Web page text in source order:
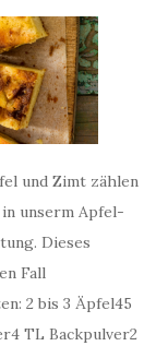
und Zimt zählen
unserm Apfel-
Dieses
Fall
2 bis 3 Äpfel45
TL Backpulver2